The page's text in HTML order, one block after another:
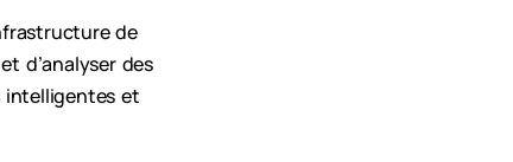
de
d’analyser des
intelligentes et